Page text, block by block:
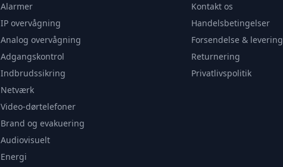
Alarmer
IP overvågning
Analog overvågning
Adgangskontrol
Indbrudssikring
Netværk
Video-dørtelefoner
Brand og evakuering
Audiovisuelt
Energi
Kontakt os
Handelsbetingelser
Forsendelse & levering
Returnering
Privatlivspolitik